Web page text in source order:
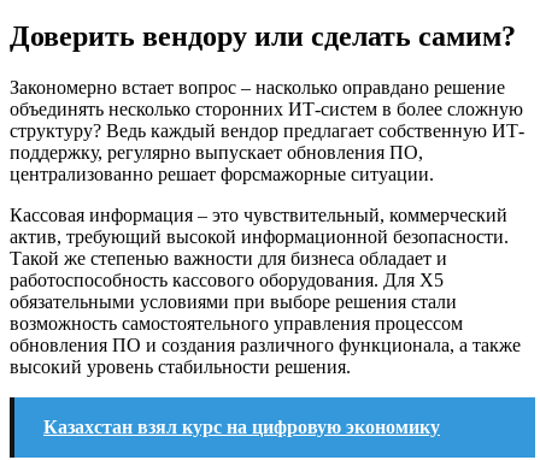
Доверить вендору или сделать самим?
Закономерно встает вопрос – насколько оправдано решение
объединять несколько сторонних ИТ-систем в более сложную
структуру? Ведь каждый вендор предлагает собственную ИТ-
поддержку, регулярно выпускает обновления ПО,
централизованно решает форсмажорные ситуации.
Кассовая информация – это чувствительный, коммерческий
актив, требующий высокой информационной безопасности.
Такой же степенью важности для бизнеса обладает и
работоспособность кассового оборудования. Для X5
обязательными условиями при выборе решения стали
возможность самостоятельного управления процессом
обновления ПО и создания различного функционала, а также
высокий уровень стабильности решения.
Казахстан взял курс на цифровую экономику